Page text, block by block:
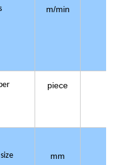
m/min
piece
mm